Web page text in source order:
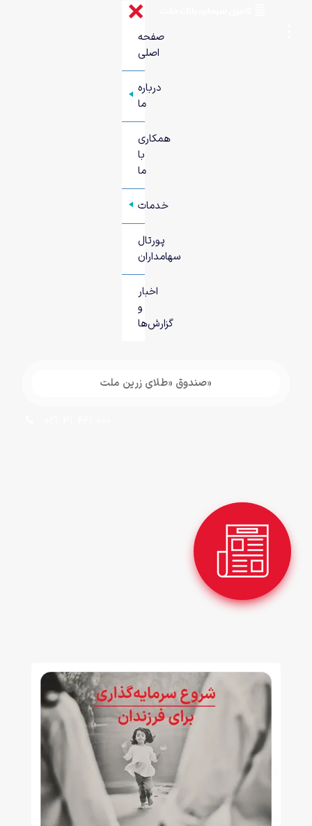
صفحه
اصلی
+
درباره
ما
همکاری
با
ما
+ خدمات
پورتال
سهامداران
اخبار
و
گزارش‌ها
«صندوق «طلای زرین ملت